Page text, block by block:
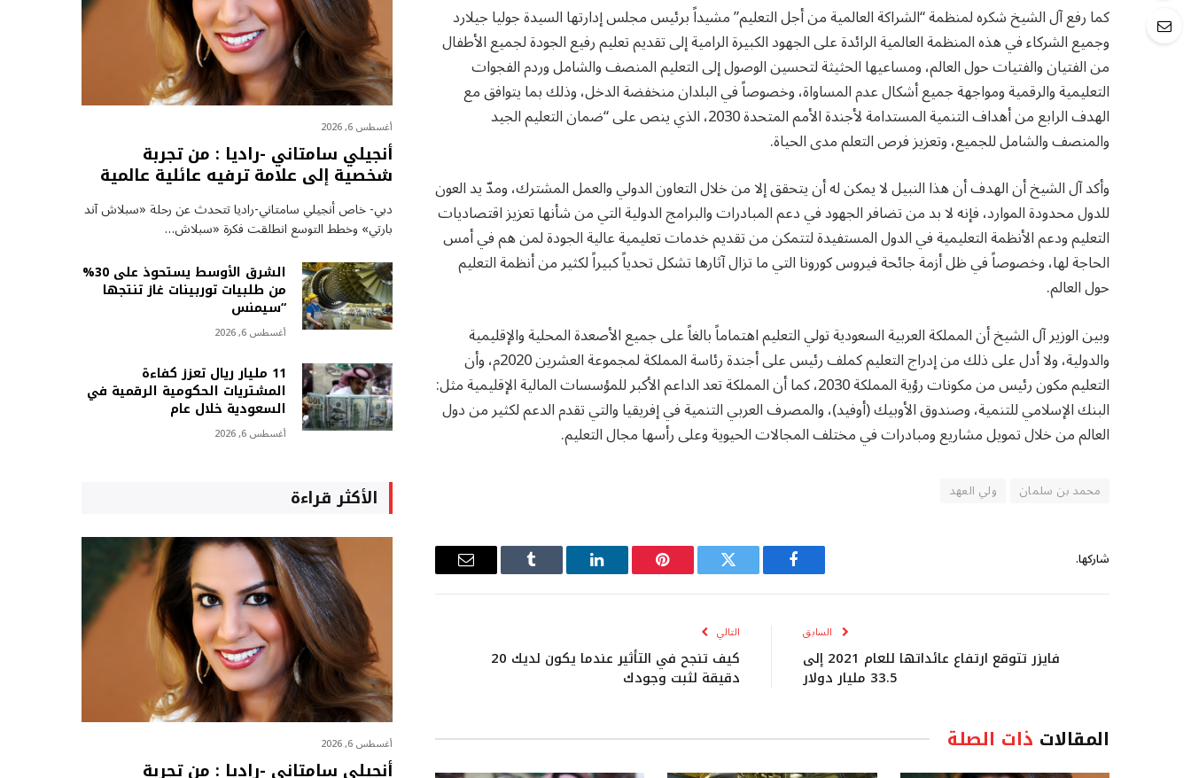
كما رفع آل الشيخ شكره لمنظمة “الشراكة العالمية من أجل التعليم” مشيداً برئيس مجلس إدارتها السيدة جوليا جيلارد
وجميع الشركاء في هذه المنظمة العالمية الرائدة على الجهود الكبيرة الرامية إلى تقديم تعليم رفيع الجودة لجميع الأطفال
من الفتيان والفتيات حول العالم، ومساعيها الحثيثة لتحسين الوصول إلى التعليم المنصف والشامل وردم الفجوات
التعليمية والرقمية ومواجهة جميع أشكال عدم المساواة، وخصوصاً في البلدان منخفضة الدخل، وذلك بما يتوافق مع
الهدف الرابع من أهداف التنمية المستدامة لأجندة الأمم المتحدة 2030، الذي ينص على “ضمان التعليم الجيد
والمنصف والشامل للجميع، وتعزيز فرص التعلم مدى الحياة.
وأكد آل الشيخ أن الهدف أن هذا النبيل لا يمكن له أن يتحقق إلا من خلال التعاون الدولي والعمل المشترك، ومدّ يد العون
للدول محدودة الموارد، فإنه لا بد من تضافر الجهود في دعم المبادرات والبرامج الدولية التي من شأنها تعزيز اقتصاديات
التعليم ودعم الأنظمة التعليمية في الدول المستفيدة لتتمكن من تقديم خدمات تعليمية عالية الجودة لمن هم في أمس
الحاجة لها، وخصوصاً في ظل أزمة جائحة فيروس كورونا التي ما تزال آثارها تشكل تحدياً كبيراً لكثير من أنظمة التعليم
حول العالم.
وبين الوزير آل الشيخ أن المملكة العربية السعودية تولي التعليم اهتماماً بالغاً على جميع الأصعدة المحلية والإقليمية
والدولية، ولا أدل على ذلك من إدراج التعليم كملف رئيس على أجندة رئاسة المملكة لمجموعة العشرين 2020م، وأن
التعليم مكون رئيس من مكونات رؤية المملكة 2030، كما أن المملكة تعد الداعم الأكبر للمؤسسات المالية الإقليمية مثل:
البنك الإسلامي للتنمية، وصندوق الأوبيك (أوفيد)، والمصرف العربي التنمية في إفريقيا والتي تقدم الدعم لكثير من دول
العالم من خلال تمويل مشاريع ومبادرات في مختلف المجالات الحيوية وعلى رأسها مجال التعليم.
محمد بن سلمان ولي العهد
شاركها.
فيسبوك تويتر بينتيريستلينكدإن Tumblr
البريد
السابق
فايزر تتوقع ارتفاع عائداتها للعام 2021 إلى
33.5 مليار دولار
التالي
كيف تنجح في التأثير عندما يكون لديك 20
دقيقة لثبت وجودك
المقالات ذات الصلة
أغسطس 6, 2026
أنجيلي سامتاني -راديا : من تجربة
شخصية إلى علامة ترفيه عائلية عالمية
دبي- خاص أنجيلي سامتاني-راديا تتحدث عن رحلة «سبلاش آند
بارتي» وخطط التوسع انطلقت فكرة «سبلاش…
الشرق الأوسط يستحوذ على 30%
من طلبيات توربينات غاز تنتجها
“سيمنس
أغسطس 6, 2026
11 مليار ريال تعزز كفاءة
المشتريات الحكومية الرقمية في
السعودية خلال عام
أغسطس 6, 2026
الأكثر قراءة
أغسطس 6, 2026
أنجيلي سامتاني -راديا : من تجربة